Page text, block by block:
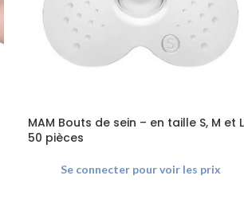
MAM Bouts de sein – en taille S, M et
50 pièces
Se connecter pour voir les prix